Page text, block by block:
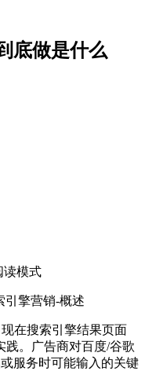
底做是什么
读模式
引擎营销-概述
在搜索引擎结果页面
践。广告商对百度/谷歌
服务时可能输入的关键